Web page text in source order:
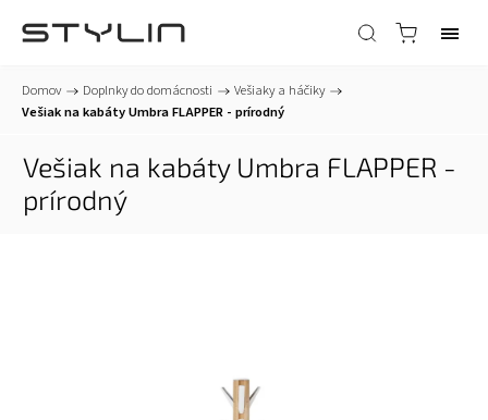
Domov / Doplnky do domácnosti / Vešiaky a háčiky /
Vešiak na kabáty Umbra FLAPPER - prírodný
Vešiak na kabáty Umbra FLAPPER -
prírodný